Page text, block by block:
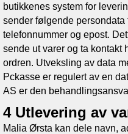
butikkenes system for
sender følgende
telefonnummer og epost.
sende ut varer og ta kontakt
ordren. Utveksling av data
Pckasse er regulert av en
AS er den
4 Utlevering av
Malia Ørsta kan dele navn,